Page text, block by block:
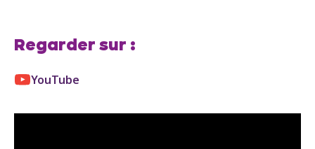
Regarder sur :
YouTube